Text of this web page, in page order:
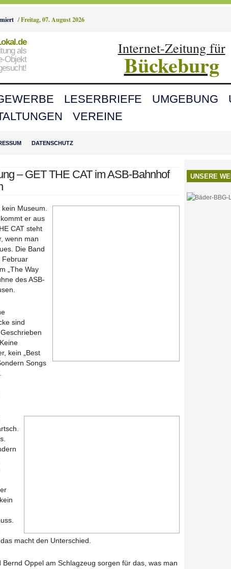
/Freitag, 07. August 2026
als
Objekt
Internet-Zeitung für
Bückeburg
LESERBRIEFE UMGEBUNG
VEREINE
DATENSCHUTZ
– GET THE CAT im ASB-Bahnhof
Museum.
er aus
CAT steht
wenn man
Die Band
Februar
„The Way
des ASB-
sind
kein „Best
Songs
macht den Unterschied.
Bernd Oppel am Schlagzeug sorgen für das, was man
UNSERE